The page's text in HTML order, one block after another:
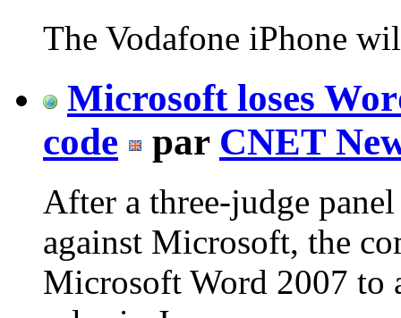
The Vodafone iPhone
Microsoft loses
code
par CNET
After a three-judge
against Microsoft, the
Microsoft Word 2007 to